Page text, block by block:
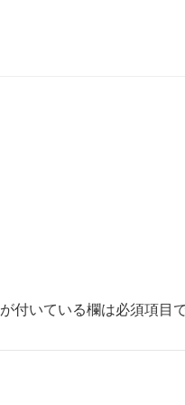
が付いている欄は必須項目